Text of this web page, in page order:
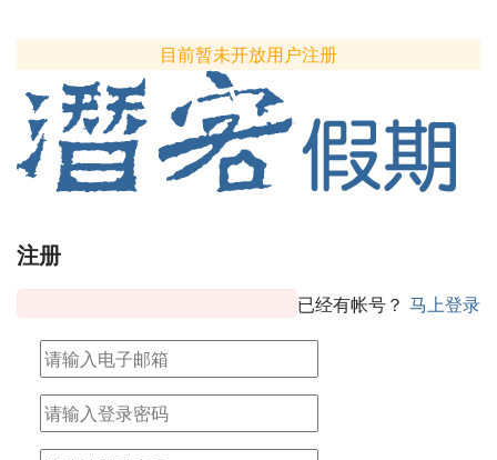
目前暂未开放用户注册
注册
已经有帐号？ 马上登录